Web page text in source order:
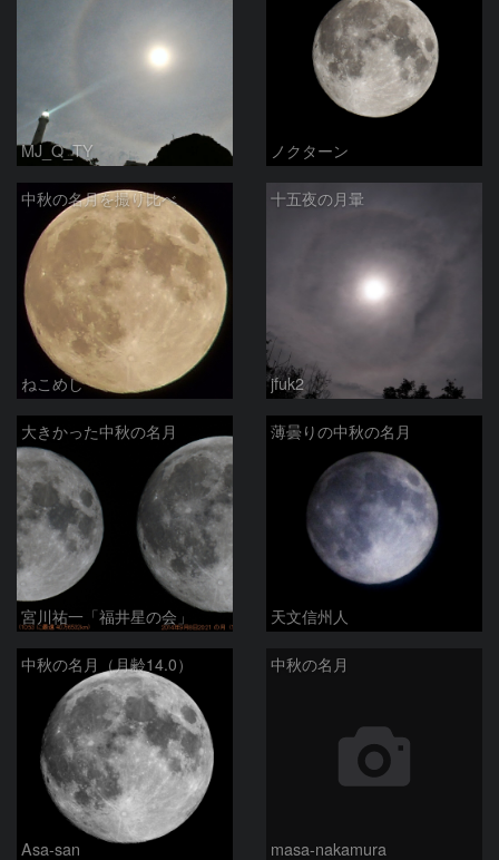
MJ_Q_TY ノクターン
中秋の名月を撮り比べ
ねこめし
十五夜の月暈
jfuk2
大きかった中秋の名月
宮川祐一「福井星の会」
薄曇りの中秋の名月
天文信州人
中秋の名月（月齢14.0）
Asa-san
中秋の名月
masa-nakamura